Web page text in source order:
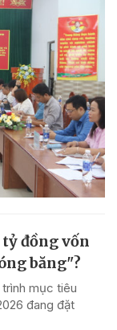
tỷ đồng vốn
băng"?
mục tiêu
đang đặt